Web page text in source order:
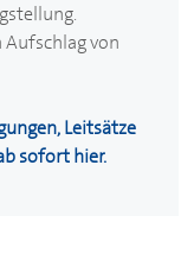
von
Leitsätze
sofort hier.